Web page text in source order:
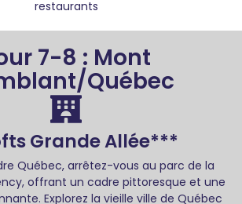
restaurants
7-8 : Mont
Québec
Grande Allée***
Québec, arrêtez-vous au parc de la
offrant un cadre pittoresque et une
Explorez la vieille ville de Québec